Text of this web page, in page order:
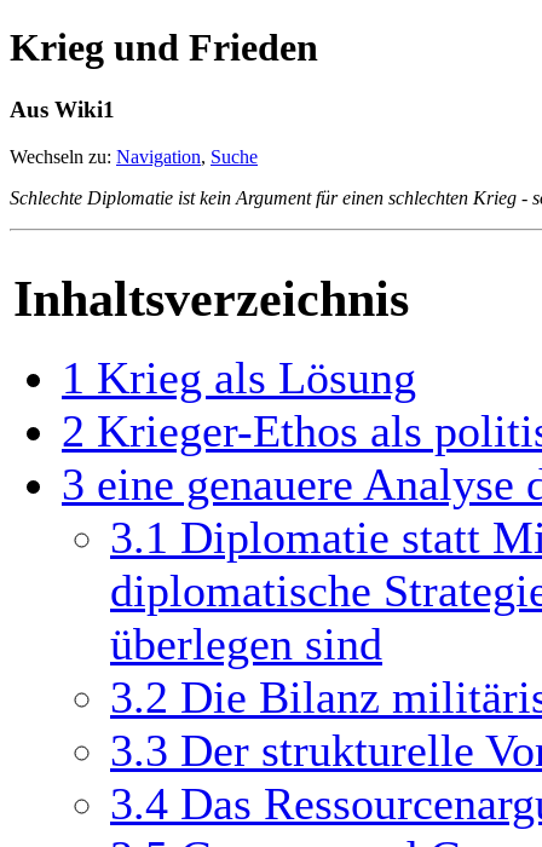
Krieg und Frieden
Aus Wiki1
Wechseln zu: Navigation, Suche
Schlechte Diplomatie ist kein Argument für einen schlechten Krieg -
Inhaltsverzeichnis
1 Krieg als Lösung
2 Krieger-Ethos als
3 eine genauere Analyse
3.1 Diplomatie statt
diplomatische
überlegen sind
3.2 Die Bilanz
3.3 Der strukturelle
3.4 Das